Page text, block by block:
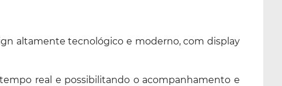
altamente tecnológico e moderno, com display
real e possibilitando o acompanhamento e